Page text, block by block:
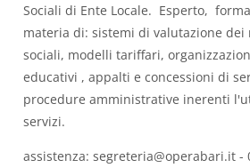
Sociali di Ente Locale. Esperto,
materia di: sistemi di valutazione dei
sociali, modelli tariffari,
educativi , appalti e concessioni di
procedure amministrative inerenti
servizi.
assistenza: segreteria@operabari.it -